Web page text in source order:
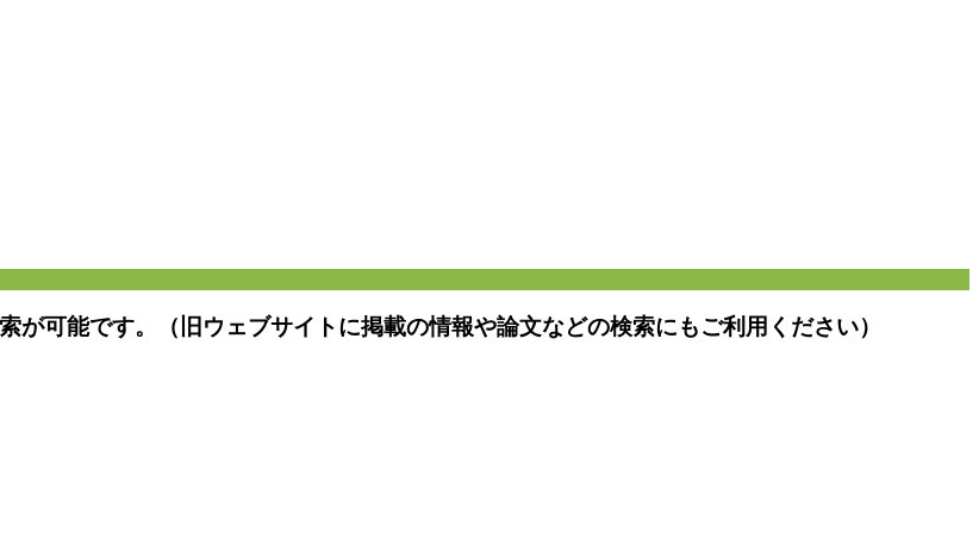
可能です。（旧ウェブサイトに掲載の情報や論文などの検索にもご利用ください）